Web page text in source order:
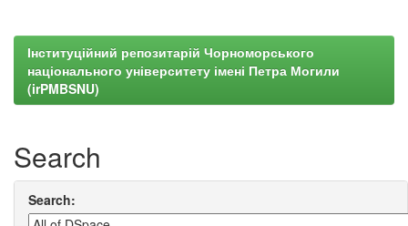
Інституційний репозитарій Чорноморського
національного університету імені Петра Могили
(irPMBSNU)
Search
Search: